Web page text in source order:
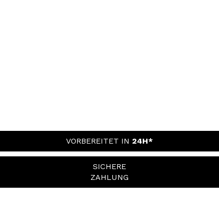
VORBEREITET IN 24H*
SICHERE
ZAHLUNG